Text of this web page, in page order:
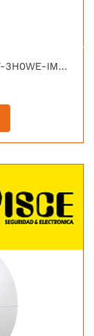
[IPC-K7F-3H0WE-IMOU] IMOU IPC-K7F-3H0WE-IMOU CRUISER SC IP DOMO WIFI PT 3MP FULL COLOR IP66